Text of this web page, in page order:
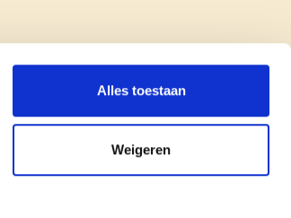
Alles toestaan
Weigeren